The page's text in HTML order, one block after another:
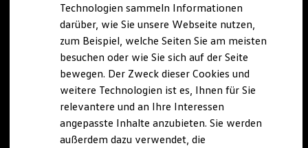
Nachhaltigkeit
Technologie
Kosten und Kauf
Verbrauchskosten
Kaufoptionen
E-Auto-Förderung
Software und Konnektivität
Die ID. Software 6
ID. Software Versionen und Updates
Digitale Extras
Schnittstellen zu Ihrem ID.
Technologien sammeln Informationen
darüber, wie Sie unsere Webseite nutzen,
zum Beispiel, welche Seiten Sie am meisten
besuchen oder wie Sie sich auf der Seite
bewegen. Der Zweck dieser Cookies und
weitere Technologien ist es, Ihnen für Sie
relevantere und an Ihre Interessen
angepasste Inhalte anzubieten. Sie werden
außerdem dazu verwendet, die